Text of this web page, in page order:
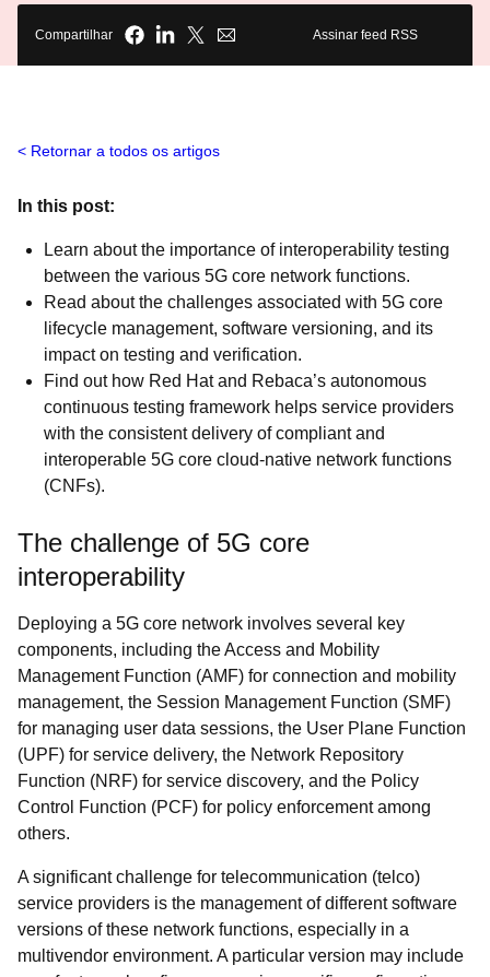
Compartilhar Assinar feed RSS
Retornar a todos os artigos
In this post:
Learn about the importance of interoperability testing
between the various 5G core network functions.
Read about the challenges associated with 5G core
lifecycle management, software versioning, and its
impact on testing and verification.
Find out how Red Hat and Rebaca’s autonomous
continuous testing framework helps service providers
with the consistent delivery of compliant and
interoperable 5G core cloud-native network functions
(CNFs).
The challenge of 5G core
interoperability
Deploying a 5G core network involves several key
components, including the Access and Mobility
Management Function (AMF) for connection and mobility
management, the Session Management Function (SMF)
for managing user data sessions, the User Plane Function
(UPF) for service delivery, the Network Repository
Function (NRF) for service discovery, and the Policy
Control Function (PCF) for policy enforcement among
others.
A significant challenge for telecommunication (telco)
service providers is the management of different software
versions of these network functions, especially in a
multivendor environment. A particular version may include